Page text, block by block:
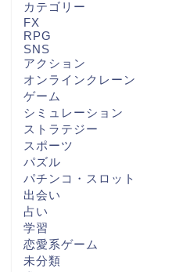
カテゴリー
FX
RPG
SNS
アクション
オンラインクレーン
ゲーム
シミュレーション
ストラテジー
スポーツ
パズル
パチンコ・スロット
出会い
占い
学習
恋愛系ゲーム
未分類